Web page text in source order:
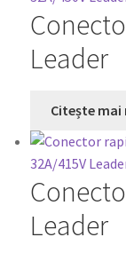
Leader
Citește
Leader